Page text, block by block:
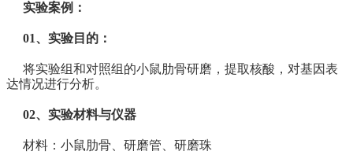
实验案例：
01、实验目的：
将实验组和对照组的小鼠肋骨研磨，提取核酸，对基因表
达情况进行分析。
02、实验材料与仪器
材料：小鼠肋骨、研磨管、研磨珠